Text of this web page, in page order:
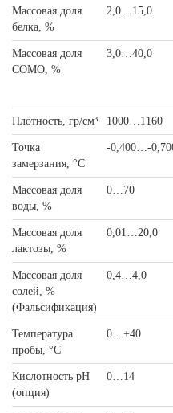
Массовая доля
белка, %
2,0…15,0
Массовая доля
СОМО, %
3,0…40,0
Плотность, гр/см³ 1000…1160
Точка
замерзания, °C
-0,400…-
Массовая доля
воды, %
0…70
Массовая доля
лактозы, %
0,01…20,0
Массовая доля
солей, %
(Фальсификация)
0,4…4,0
Температура
пробы, °C
0…+40
Кислотность рН
(опция)
0…14